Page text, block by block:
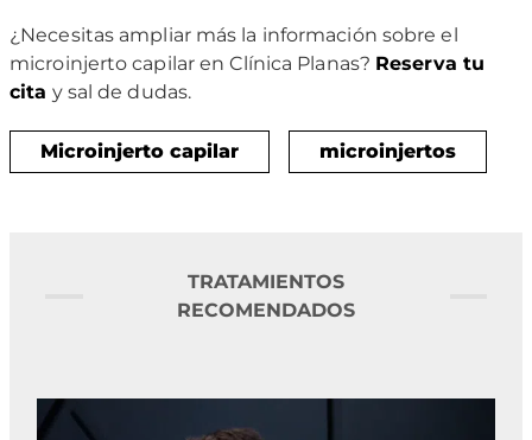
¿Necesitas ampliar más la información sobre el
microinjerto capilar en Clínica Planas? Reserva tu
cita y sal de dudas.
Microinjerto capilar microinjertos
TRATAMIENTOS
RECOMENDADOS